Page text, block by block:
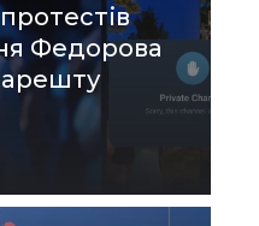
Федорова
арешту